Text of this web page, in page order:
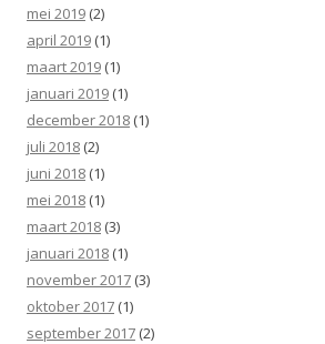
mei 2019 (2)
april 2019 (1)
maart 2019 (1)
januari 2019 (1)
december 2018 (1)
juli 2018 (2)
juni 2018 (1)
mei 2018 (1)
maart 2018 (3)
januari 2018 (1)
november 2017 (3)
oktober 2017 (1)
september 2017 (2)